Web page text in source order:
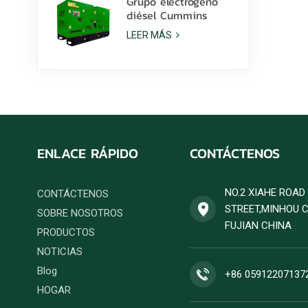
diésel Cummins
6ZTAA13-G2 de 425
kVA para aplicaciones
LEER MÁS
ENLACE RÁPIDO
CONTÁCTENOS
SOBRE NOSOTROS
PRODUCTOS
NOTICIAS
Blog
HOGAR
CONTÁCTENOS
NO.2 XIAHE
STREET,MINHOU
FUJIAN CHINA
+86